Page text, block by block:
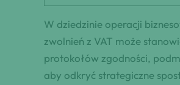
W dziedzinie operacji
zwolnień z VAT może
protokołów zgodności,
aby odkryć strategiczne